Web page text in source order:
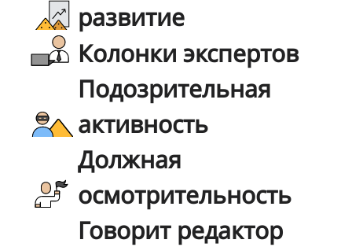
развитие
Колонки экспертов
Подозрительная
активность
Должная
осмотрительность
Говорит редактор